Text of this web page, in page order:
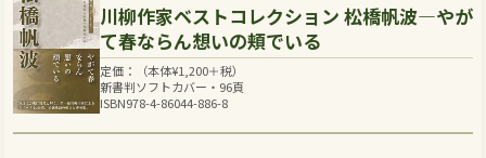
川柳作家ベストコレクション 松橋帆波―やが
て春ならん想いの頬でいる
定価：（本体¥1,200＋税）
新書判ソフトカバー・96頁
ISBN978-4-86044-886-8